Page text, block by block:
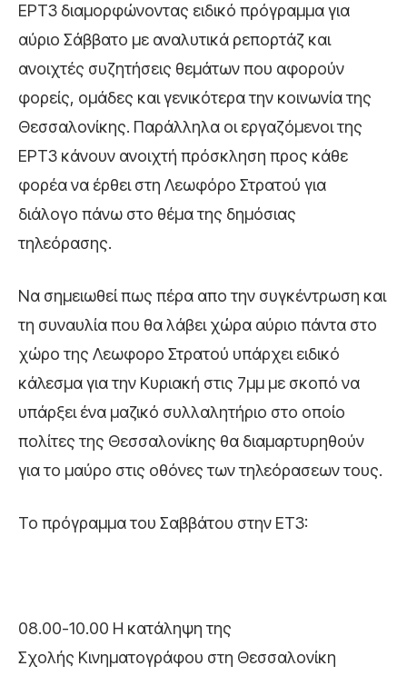
ΕΡΤ3 διαμορφώνοντας ειδικό πρόγραμμα για
αύριο Σάββατο με αναλυτικά ρεπορτάζ και
ανοιχτές συζητήσεις θεμάτων που αφορούν
φορείς, ομάδες και γενικότερα την κοινωνία της
Θεσσαλονίκης. Παράλληλα οι εργαζόμενοι της
ΕΡΤ3 κάνουν ανοιχτή πρόσκληση προς κάθε
φορέα να έρθει στη Λεωφόρο Στρατού για
διάλογο πάνω στο θέμα της δημόσιας
τηλεόρασης.
Να σημειωθεί πως πέρα απο την συγκέντρωση και
τη συναυλία που θα λάβει χώρα αύριο πάντα στο
χώρο της Λεωφορο Στρατού υπάρχει ειδικό
κάλεσμα για την Κυριακή στις 7μμ με σκοπό να
υπάρξει ένα μαζικό συλλαλητήριο στο οποίο
πολίτες της Θεσσαλονίκης θα διαμαρτυρηθούν
για το μαύρο στις οθόνες των τηλεόρασεων τους.
Το πρόγραμμα του Σαββάτου στην ΕΤ3:
08.00-10.00 Η κατάληψη της
Σχολής Κινηματογράφου στη Θεσσαλονίκη